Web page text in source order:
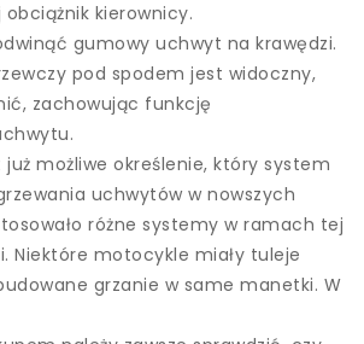
kierownicy.
gumowy uchwyt na krawędzi.
pod spodem jest widoczny,
zachowując funkcję
możliwe określenie, który system
uchwytów w nowszych
różne systemy w ramach tej
Niektóre motocykle miały tuleje
grzanie w same manetki. W